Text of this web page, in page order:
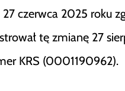
czerwca 2025 roku
tę zmianę 27
KRS (0001190962).